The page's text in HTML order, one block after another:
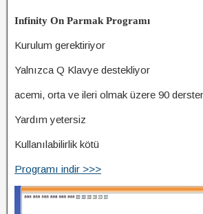
Infinity On Parmak Programı
Kurulum gerektiriyor
Yalnızca Q Klavye destekliyor
acemi, orta ve ileri olmak üzere 90
Yardım yetersiz
Kullanılabilirlik kötü
Programı indir >>>